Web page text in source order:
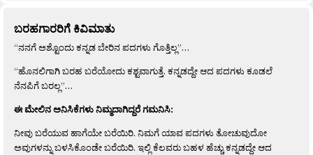
ಬರಹಗಾರರಿಗೆ ಕಿವಿಮಾತು
“ನನಗೆ ಅಶ್ಟೊಂದು ಕನ್ನಡ ಬೇರಿನ ಪದಗಳು ಗೊತ್ತಿಲ್ಲ”…
“ಹೊನಲಿಗಾಗಿ ಬರಹ ಬರೆಯೋದು ಕಶ್ಟವಾಗುತ್ತೆ. ಕನ್ನಡದ್ದೇ ಆದ ಪದಗಳು ಕೂಡಲೆ
ನೆನಪಿಗೆ ಬರಲ್ಲ”…
ಈ ಮೇಲಿನ ಅನಿಸಿಕೆಗಳು ನಿಮ್ಮದಾಗಿದ್ದರೆ ಗಮನಿಸಿ:
ನೀವು ಬರೆಯುವ ಹಾಗೆಯೇ ಬರೆಯಿರಿ. ನಿಮಗೆ ಯಾವ ಪದಗಳು ತೋಚುವುದೋ
ಅವುಗಳನ್ನು ಬಳಸಿಕೊಂಡೇ ಬರೆಯಿರಿ. ಇಲ್ಲಿ ಕೆಲವರು ಬಹಳ ಹೆಚ್ಚು ಕನ್ನಡದ್ದೇ ಆದ